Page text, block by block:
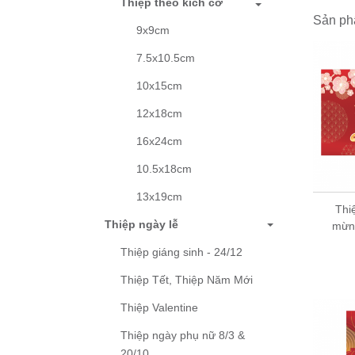
9x9cm
7.5x10.5cm
10x15cm
12x18cm
16x24cm
10.5x18cm
13x19cm
Thiệp ngày lễ
Thiệp giáng sinh - 24/12
Thiệp Tết, Thiệp Năm Mới
Thiệp Valentine
Thiệp ngày phụ nữ 8/3 &
Mua
Để đặt
Quy
+ Gửi
+ Báo
+ Tham
Sản
mừng năm mới - Thiệp
12x18cm
10,000 đ